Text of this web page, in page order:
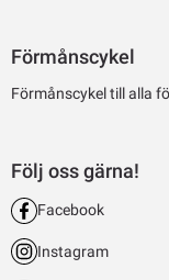
Förmånscykel
Förmånscykel till alla
Följ oss gärna!
Facebook
Instagram